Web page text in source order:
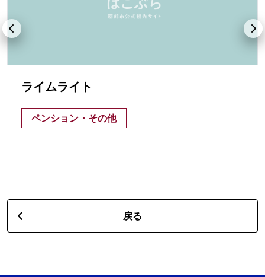
ライムライト
ペンション・その他
戻る